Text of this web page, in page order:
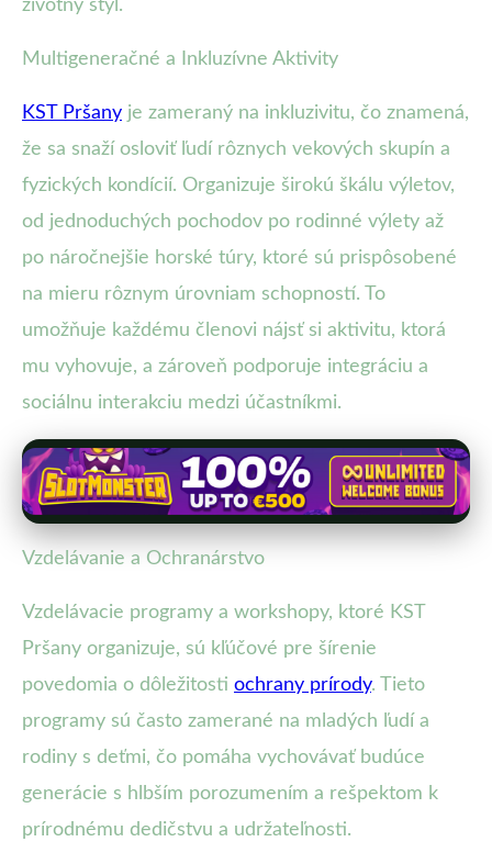
životný štýl.
Multigeneračné a Inkluzívne Aktivity
KST Pršany je zameraný na inkluzivitu, čo znamená,
že sa snaží osloviť ľudí rôznych vekových skupín a
fyzických kondícií. Organizuje širokú škálu výletov,
od jednoduchých pochodov po rodinné výlety až
po náročnejšie horské túry, ktoré sú prispôsobené
na mieru rôznym úrovniam schopností. To
umožňuje každému členovi nájsť si aktivitu, ktorá
mu vyhovuje, a zároveň podporuje integráciu a
sociálnu interakciu medzi účastníkmi.
Vzdelávanie a Ochranárstvo
Vzdelávacie programy a workshopy, ktoré KST
Pršany organizuje, sú kľúčové pre šírenie
povedomia o dôležitosti ochrany prírody. Tieto
programy sú často zamerané na mladých ľudí a
rodiny s deťmi, čo pomáha vychovávať budúce
generácie s hlbším porozumením a rešpektom k
prírodnému dedičstvu a udržateľnosti.